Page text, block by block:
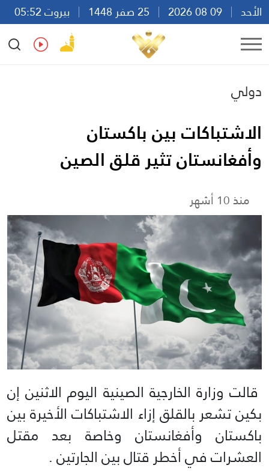
الأحد
بيروت 05:52
Ar
En Fr Es
دولي
الاشتباكات بين باكستان
وأفغانستان تثير قلق الصين
منذ 10 أشهر
قالت وزارة الخارجية الصينية اليوم الاثنين إن
بكين تشعر بالقلق إزاء الاشتباكات الأخيرة بين
باكستان وأفغانستان وخاصة بعد مقتل
العشرات في أخطر قتال بين الجارتين .